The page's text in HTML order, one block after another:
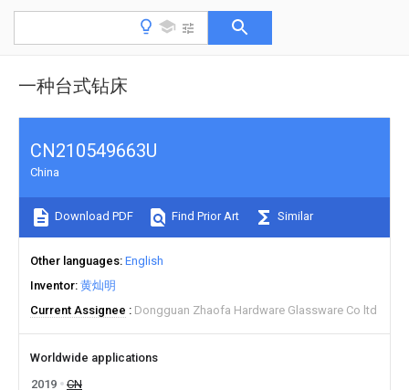
一种台式钻床
CN210549663U
China
Download PDF Find Prior Art Similar
Other languages English
Inventor 黄灿明
Current Assignee
Dongguan Zhaofa Hardware Glassware Co ltd
Worldwide applications
2019
CN